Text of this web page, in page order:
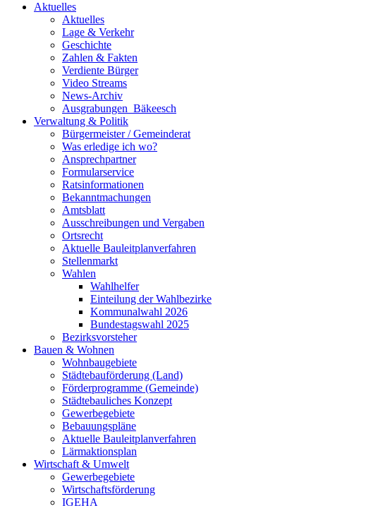
Aktuelles
Aktuelles
Lage & Verkehr
Geschichte
Zahlen & Fakten
Verdiente Bürger
Video Streams
News-Archiv
Ausgrabungen_Bäkeesch
Verwaltung & Politik
Bürgermeister / Gemeinderat
Was erledige ich wo?
Ansprechpartner
Formularservice
Ratsinformationen
Bekanntmachungen
Amtsblatt
Ausschreibungen und Vergaben
Ortsrecht
Aktuelle Bauleitplanverfahren
Stellenmarkt
Wahlen
Wahlhelfer
Einteilung der Wahlbezirke
Kommunalwahl 2026
Bundestagswahl 2025
Bezirksvorsteher
Bauen & Wohnen
Wohnbaugebiete
Städtebauförderung (Land)
Förderprogramme (Gemeinde)
Städtebauliches Konzept
Gewerbegebiete
Bebauungspläne
Aktuelle Bauleitplanverfahren
Lärmaktionsplan
Wirtschaft & Umwelt
Gewerbegebiete
Wirtschaftsförderung
IGEHA